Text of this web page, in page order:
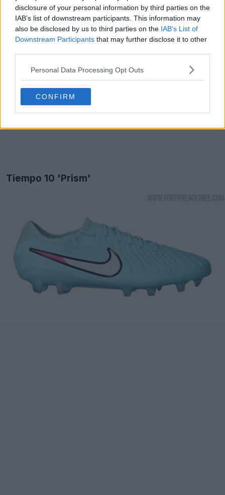
disclosure of your personal information by third parties on the
IAB’s list of downstream participants. This information may
also be disclosed by us to third parties on the IAB’s List of
Downstream Participants that may further disclose it to other
Personal Data Processing Opt Outs
CONFIRM
Tiempo 10 'Prism'